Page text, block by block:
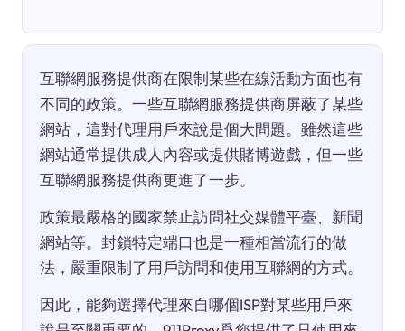
互聯網服務提供商在限制某些在線活動方面也有
不同的政策。一些互聯網服務提供商屏蔽了某些
網站，這對代理用戶來說是個大問題。雖然這些
網站通常提供成人內容或提供賭博遊戲，但一些
互聯網服務提供商更進了一步。
政策最嚴格的國家禁止訪問社交媒體平臺、新聞
網站等。封鎖特定端口也是一種相當流行的做
法，嚴重限制了用戶訪問和使用互聯網的方式。
因此，能夠選擇代理來自哪個ISP對某些用戶來